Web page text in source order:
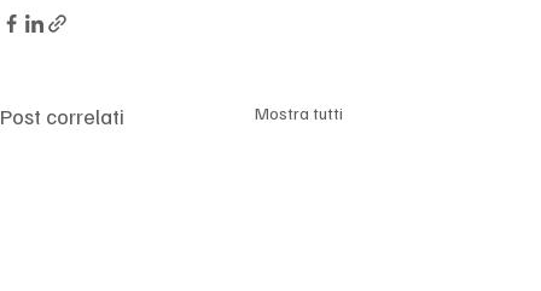
Post correlati Mostra tutti